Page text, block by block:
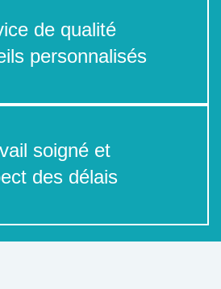
de qualité
personnalisés
soigné et
des délais